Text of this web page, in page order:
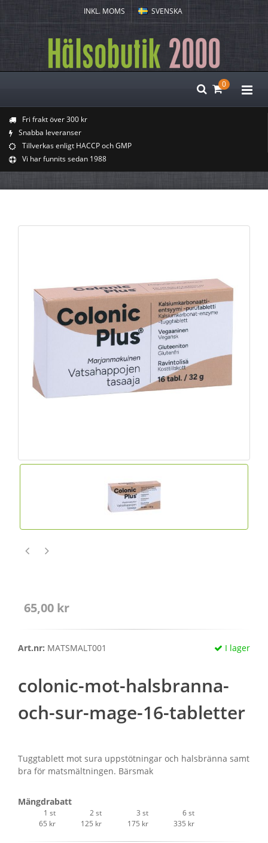
INKL. MOMS SVENSKA
0
Fri frakt över 300 kr
Snabba leveranser
Tillverkas enligt HACCP och GMP
Vi har funnits sedan 1988
65,00 kr
I lager
Art.nr: MATSMALT001
colonic-mot-halsbranna-
och-sur-mage-16-tabletter
Tuggtablett mot sura uppstötningar och halsbränna samt
bra för matsmältningen. Bärsmak
Mängdrabatt
1 st
65 kr
2 st
125 kr
3 st
175 kr
6 st
335 kr